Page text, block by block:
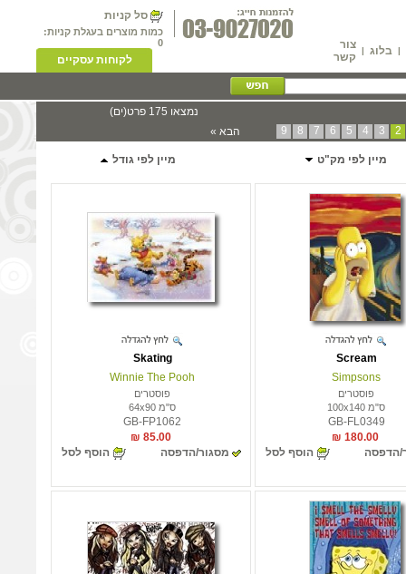
| בלוג | צור
קשר
סל קניות
כמות מוצרים בעגלת קניות:
0
לקוחות עסקיים
נמצאו 175 פרט(ים)
2
3
4
5
6
7
8
9 הבא »
מיין לפי מק"ט מיין לפי גודל
Scream
Simpsons
פוסטרים
ס"מ 100x140
GB-FL0349
180.00 ₪
הדפסה
הוסף לסל
Skating
Winnie The Pooh
פוסטרים
ס"מ 64x90
GB-FP1062
85.00 ₪
מסגור/הדפסה
הוסף לסל